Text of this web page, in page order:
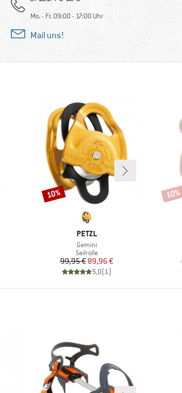
Mo. - Fr. 09:00 - 17:00 Uhr
Mail uns!
MARKE
PETZL
Artikel
Gemini
Produktgruppe
Seilrolle
Preis
99,95 €reduzierter Preis
89,96 €
5,0(1)
Rabatt
10% 10%